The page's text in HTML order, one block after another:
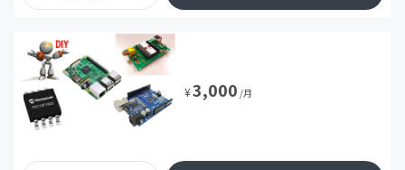
¥3,000 /月